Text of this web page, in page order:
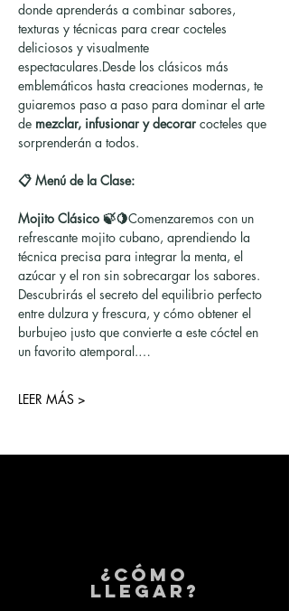
donde aprenderás a combinar sabores,
texturas y técnicas para crear cocteles
deliciosos y visualmente
espectaculares.Desde los clásicos más
emblemáticos hasta creaciones modernas, te
guiaremos paso a paso para dominar el arte
de mezclar, infusionar y decorar cocteles que
sorprenderán a todos.
📋 Menú de la Clase:
Mojito Clásico 🍃🍋Comenzaremos con un
refrescante mojito cubano, aprendiendo la
técnica precisa para integrar la menta, el
azúcar y el ron sin sobrecargar los sabores.
Descubrirás el secreto del equilibrio perfecto
entre dulzura y frescura, y cómo obtener el
burbujeo justo que convierte a este cóctel en
un favorito atemporal.…
LEER MÁS >
¿Cómo
llegar?